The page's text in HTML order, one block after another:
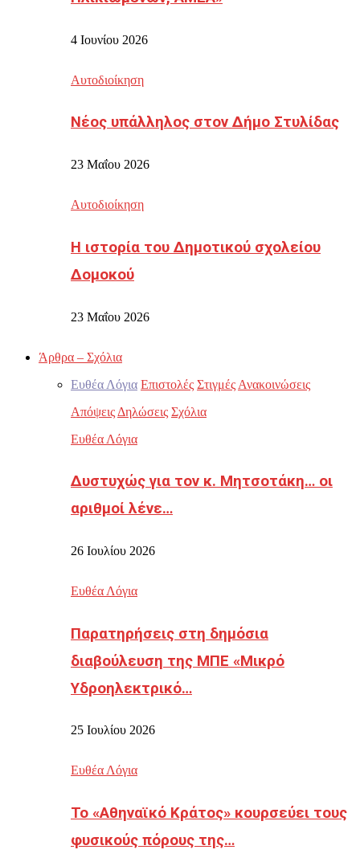
4 Ιουνίου 2026
Αυτοδιοίκηση
Νέος υπάλληλος στον Δήμο Στυλίδας
23 Μαΐου 2026
Αυτοδιοίκηση
Η ιστορία του Δημοτικού σχολείου
Δομοκού
23 Μαΐου 2026
Άρθρα – Σχόλια
Ευθέα Λόγια Επιστολές Στιγμές Ανακοινώσεις
Απόψεις Δηλώσεις Σχόλια
Ευθέα Λόγια
Δυστυχώς για τον κ. Μητσοτάκη… οι
αριθμοί λένε…
26 Ιουλίου 2026
Ευθέα Λόγια
Παρατηρήσεις στη δημόσια
διαβούλευση της ΜΠΕ «Μικρό
Υδροηλεκτρικό…
25 Ιουλίου 2026
Ευθέα Λόγια
Το «Αθηναϊκό Κράτος» κουρσεύει τους
φυσικούς πόρους της…